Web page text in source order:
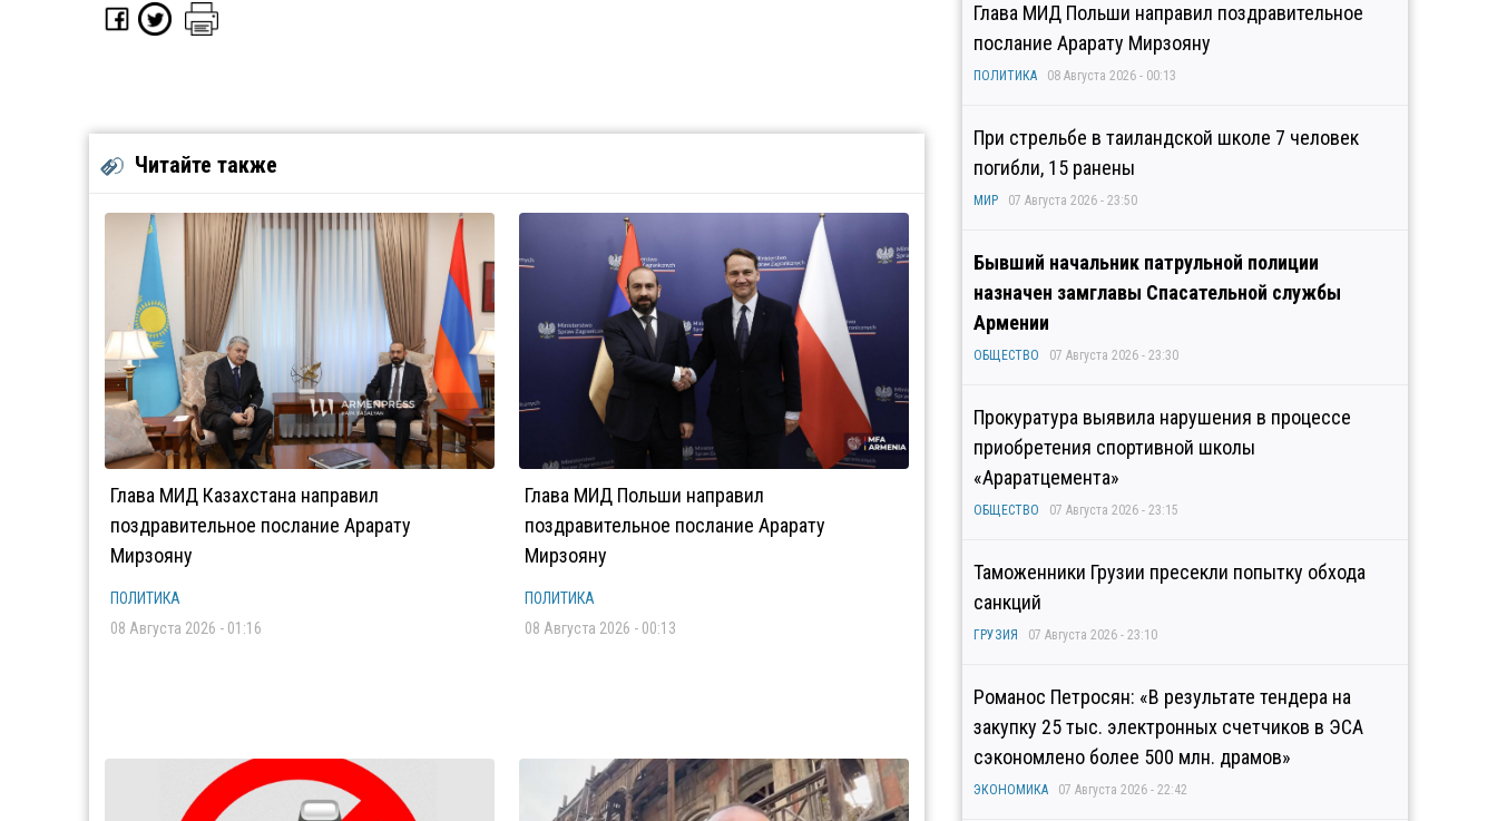
Читайте также
Глава МИД Казахстана направил
поздравительное послание Арарату
Мирзояну
ПОЛИТИКА
08 Августа 2026 - 01:16
Глава МИД Польши направил
поздравительное послание Арарату
Мирзояну
ПОЛИТИКА
08 Августа 2026 - 00:13
Глава МИД Польши направил поздравительное
послание Арарату Мирзояну
ПОЛИТИКА 08 Августа 2026 - 00:13
При стрельбе в таиландской школе 7 человек
погибли, 15 ранены
МИР 07 Августа 2026 - 23:50
Бывший начальник патрульной полиции
назначен замглавы Спасательной службы
Армении
ОБЩЕСТВО 07 Августа 2026 - 23:30
Прокуратура выявила нарушения в процессе
приобретения спортивной школы
«Араратцемента»
ОБЩЕСТВО 07 Августа 2026 - 23:15
Таможенники Грузии пресекли попытку обхода
санкций
ГРУЗИЯ 07 Августа 2026 - 23:10
Романос Петросян: «В результате тендера на
закупку 25 тыс. электронных счетчиков в ЭСА
сэкономлено более 500 млн. драмов»
ЭКОНОМИКА 07 Августа 2026 - 22:42